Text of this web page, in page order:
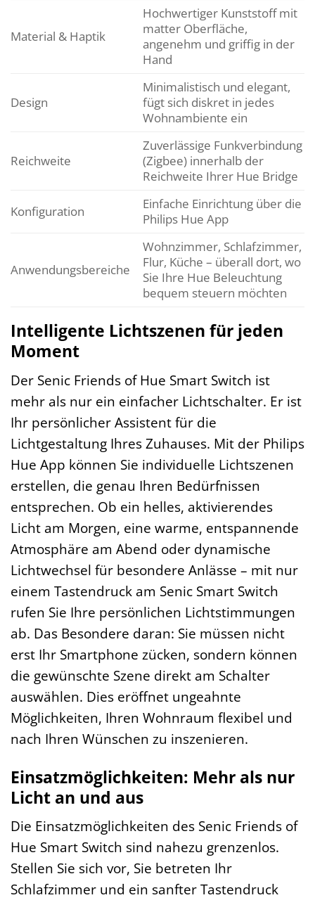
Material & Haptik
Hochwertiger Kunststoff mit
matter Oberfläche,
angenehm und griffig in der
Hand
Design
Minimalistisch und elegant,
fügt sich diskret in jedes
Wohnambiente ein
Reichweite
Zuverlässige Funkverbindung
(Zigbee) innerhalb der
Reichweite Ihrer Hue Bridge
Konfiguration
Einfache Einrichtung über die
Philips Hue App
Anwendungsbereiche
Wohnzimmer, Schlafzimmer,
Flur, Küche – überall dort, wo
Sie Ihre Hue Beleuchtung
bequem steuern möchten
Intelligente Lichtszenen für jeden
Moment
Der Senic Friends of Hue Smart Switch ist
mehr als nur ein einfacher Lichtschalter. Er ist
Ihr persönlicher Assistent für die
Lichtgestaltung Ihres Zuhauses. Mit der Philips
Hue App können Sie individuelle Lichtszenen
erstellen, die genau Ihren Bedürfnissen
entsprechen. Ob ein helles, aktivierendes
Licht am Morgen, eine warme, entspannende
Atmosphäre am Abend oder dynamische
Lichtwechsel für besondere Anlässe – mit nur
einem Tastendruck am Senic Smart Switch
rufen Sie Ihre persönlichen Lichtstimmungen
ab. Das Besondere daran: Sie müssen nicht
erst Ihr Smartphone zücken, sondern können
die gewünschte Szene direkt am Schalter
auswählen. Dies eröffnet ungeahnte
Möglichkeiten, Ihren Wohnraum flexibel und
nach Ihren Wünschen zu inszenieren.
Einsatzmöglichkeiten: Mehr als nur
Licht an und aus
Die Einsatzmöglichkeiten des Senic Friends of
Hue Smart Switch sind nahezu grenzenlos.
Stellen Sie sich vor, Sie betreten Ihr
Schlafzimmer und ein sanfter Tastendruck